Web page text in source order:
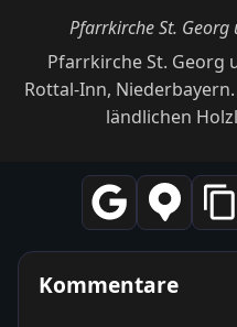
Pfarrkirche St.
Pfarrkirche St. Georg
Rottal-Inn,
ländlichen
Kommentare